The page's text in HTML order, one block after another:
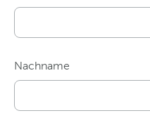
Nachname